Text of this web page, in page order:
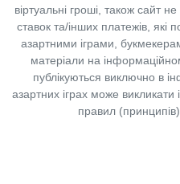
віртуальні гроші, також сайт
ставок та/інших платежів, які
азартними іграми,
матеріали на
публікуються виключно в
азартних іграх може викликати
правил (принципів)